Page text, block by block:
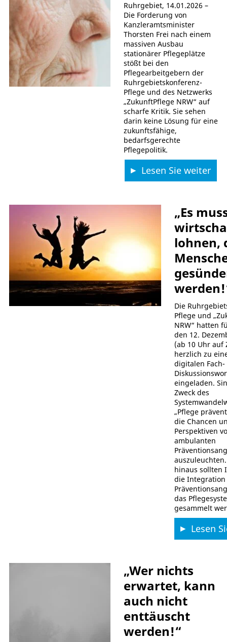
Ruhrgebiet, 14.01.2026 –
Die Forderung von
Kanzleramtsminister
Thorsten Frei nach einem
massiven Ausbau
stationärer Pflegeplätze
stößt bei den
Pflegearbeitgebern der
Ruhrgebietskonferenz-
Pflege und des Netzwerks
„ZukunftPflege NRW“ auf
scharfe Kritik. Sie sehen
darin keine Lösung für eine
zukunftsfähige,
bedarfsgerechte
Pflegepolitik.
Lesen Sie weiter
„Es
lohnen,
Die
Pflege und
NRW“ hatten
den 12.
(ab 10 Uhr auf
herzlich zu
digitalen
eingeladen.
Zweck des
„Pflege
die Chancen
Perspektiven
ambulanten
hinaus sollten
die Integration
das
gesammelt
Lesen
„Wer nichts
erwartet, kann
auch nicht
enttäuscht
werden!“